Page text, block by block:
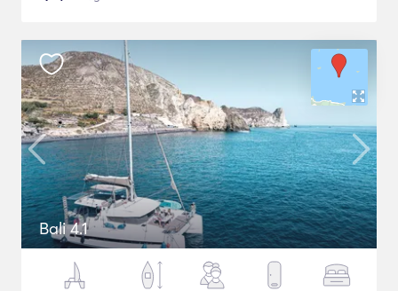
Bali 4.1